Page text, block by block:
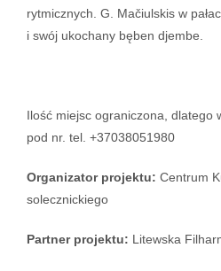
rytmicznych. G. Mačiulskis w
i swój ukochany bęben djembe.
Ilość miejsc ograniczona, dlatego
pod nr. tel. +37038051980
Organizator projektu: Centrum
solecznickiego
Partner projektu: Litewska